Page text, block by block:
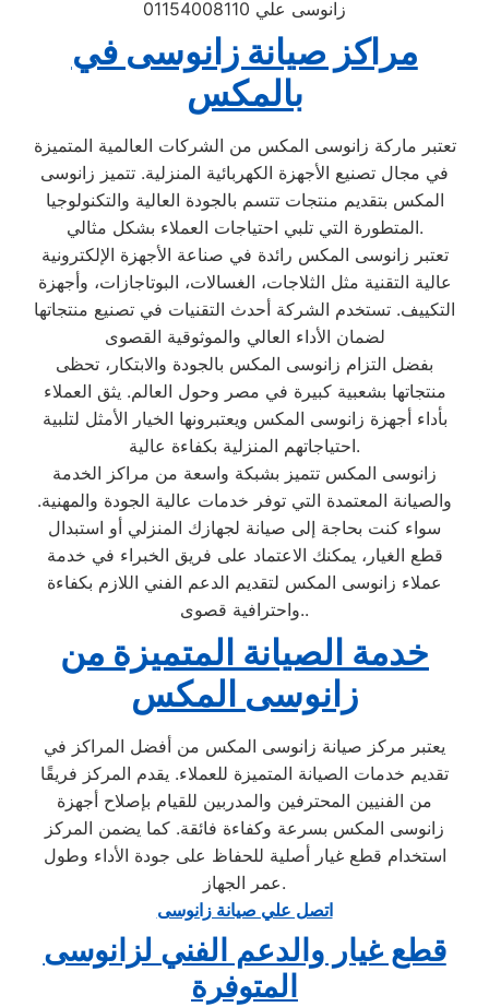
زانوسى علي 01154008110
مراكز صيانة زانوسى في
بالمكس
تعتبر ماركة زانوسى المكس من الشركات العالمية المتميزة
في مجال تصنيع الأجهزة الكهربائية المنزلية. تتميز زانوسى
المكس بتقديم منتجات تتسم بالجودة العالية والتكنولوجيا
المتطورة التي تلبي احتياجات العملاء بشكل مثالي.
تعتبر زانوسى المكس رائدة في صناعة الأجهزة الإلكترونية
عالية التقنية مثل الثلاجات، الغسالات، البوتاجازات، وأجهزة
التكييف. تستخدم الشركة أحدث التقنيات في تصنيع منتجاتها
لضمان الأداء العالي والموثوقية القصوى
بفضل التزام زانوسى المكس بالجودة والابتكار، تحظى
منتجاتها بشعبية كبيرة في مصر وحول العالم. يثق العملاء
بأداء أجهزة زانوسى المكس ويعتبرونها الخيار الأمثل لتلبية
احتياجاتهم المنزلية بكفاءة عالية.
زانوسى المكس تتميز بشبكة واسعة من مراكز الخدمة
والصيانة المعتمدة التي توفر خدمات عالية الجودة والمهنية.
سواء كنت بحاجة إلى صيانة لجهازك المنزلي أو استبدال
قطع الغيار، يمكنك الاعتماد على فريق الخبراء في خدمة
عملاء زانوسى المكس لتقديم الدعم الفني اللازم بكفاءة
واحترافية قصوى..
خدمة الصيانة المتميزة من
زانوسى المكس
يعتبر مركز صيانة زانوسى المكس من أفضل المراكز في
تقديم خدمات الصيانة المتميزة للعملاء. يقدم المركز فريقًا
من الفنيين المحترفين والمدربين للقيام بإصلاح أجهزة
زانوسى المكس بسرعة وكفاءة فائقة. كما يضمن المركز
استخدام قطع غيار أصلية للحفاظ على جودة الأداء وطول
عمر الجهاز.
اتصل علي صيانة زانوسى
قطع غيار والدعم الفني لزانوسى
المتوفرة